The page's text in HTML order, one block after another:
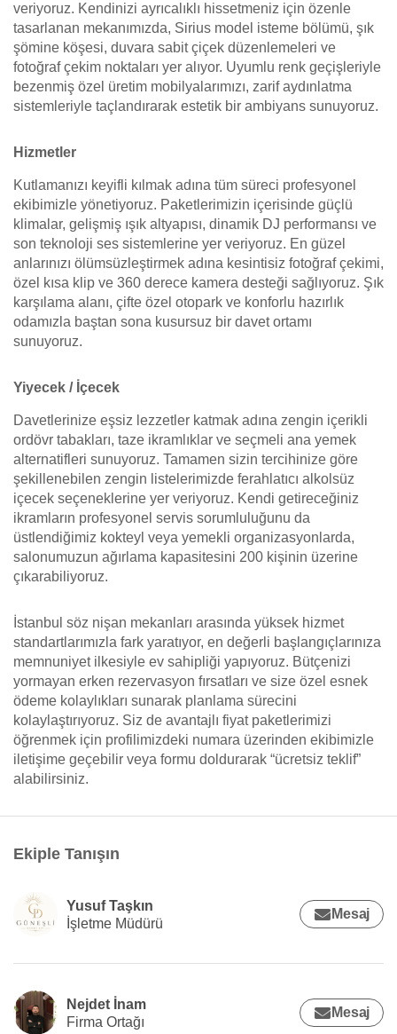
veriyoruz. Kendinizi ayrıcalıklı hissetmeniz için özenle
tasarlanan mekanımızda, Sirius model isteme bölümü, şık
şömine köşesi, duvara sabit çiçek düzenlemeleri ve
fotoğraf çekim noktaları yer alıyor. Uyumlu renk geçişleriyle
bezenmiş özel üretim mobilyalarımızı, zarif aydınlatma
sistemleriyle taçlandırarak estetik bir ambiyans sunuyoruz.
Hizmetler
Kutlamanızı keyifli kılmak adına tüm süreci profesyonel
ekibimizle yönetiyoruz. Paketlerimizin içerisinde güçlü
klimalar, gelişmiş ışık altyapısı, dinamik DJ performansı ve
son teknoloji ses sistemlerine yer veriyoruz. En güzel
anlarınızı ölümsüzleştirmek adına kesintisiz fotoğraf çekimi,
özel kısa klip ve 360 derece kamera desteği sağlıyoruz. Şık
karşılama alanı, çifte özel otopark ve konforlu hazırlık
odamızla baştan sona kusursuz bir davet ortamı
sunuyoruz.
Yiyecek / İçecek
Davetlerinize eşsiz lezzetler katmak adına zengin içerikli
ordövr tabakları, taze ikramlıklar ve seçmeli ana yemek
alternatifleri sunuyoruz. Tamamen sizin tercihinize göre
şekillenebilen zengin listelerimizde ferahlatıcı alkolsüz
içecek seçeneklerine yer veriyoruz. Kendi getireceğiniz
ikramların profesyonel servis sorumluluğunu da
üstlendiğimiz kokteyl veya yemekli organizasyonlarda,
salonumuzun ağırlama kapasitesini 200 kişinin üzerine
çıkarabiliyoruz.
İstanbul söz nişan mekanları arasında yüksek hizmet
standartlarımızla fark yaratıyor, en değerli başlangıçlarınıza
memnuniyet ilkesiyle ev sahipliği yapıyoruz. Bütçenizi
yormayan erken rezervasyon fırsatları ve size özel esnek
ödeme kolaylıkları sunarak planlama sürecini
kolaylaştırıyoruz. Siz de avantajlı fiyat paketlerimizi
öğrenmek için profilimizdeki numara üzerinden ekibimizle
iletişime geçebilir veya formu doldurarak “ücretsiz teklif”
alabilirsiniz.
Ekiple Tanışın
Yusuf Taşkın
İşletme Müdürü
Mesaj
Nejdet İnam
Firma Ortağı
Mesaj